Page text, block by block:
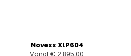
Novexx XLP604
Vanaf€ 2.895,00